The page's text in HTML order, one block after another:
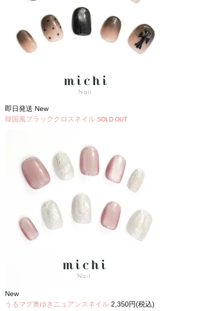
即日発送 New
韓国風ブラッククロスネイル SOLD OUT
New
うるマグ奥ゆきニュアンスネイル 2,350円(税込)